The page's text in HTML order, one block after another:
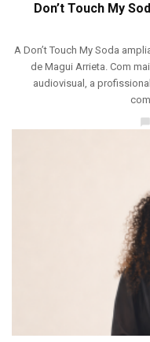
Don’t Touch My
A Don’t Touch My Soda
de Magui Arrieta. Com
audiovisual, a
chat_bubble